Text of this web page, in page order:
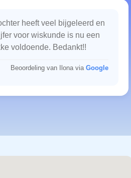
heeft veel bijgeleerd en
voor wiskunde is nu een
voldoende. Bedankt!!
Beoordeling van Ilona via Google